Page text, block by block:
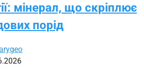
мінерал, що скріплює
порід